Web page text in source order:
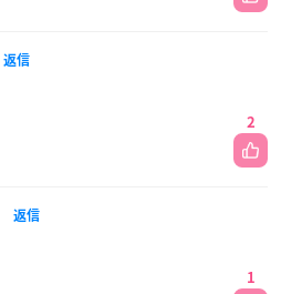
返信
2
返信
1